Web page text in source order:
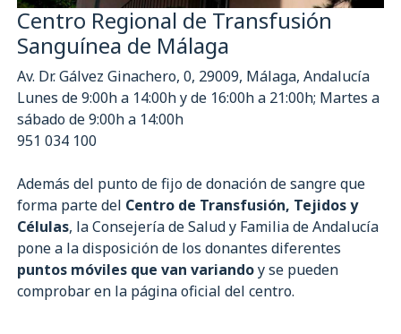
Centro Regional de Transfusión
Sanguínea de Málaga
Av. Dr. Gálvez Ginachero, 0, 29009, Málaga, Andalucía
Lunes de 9:00h a 14:00h y de 16:00h a 21:00h; Martes a
sábado de 9:00h a 14:00h
951 034 100
Además del punto de fijo de donación de sangre que
forma parte del Centro de Transfusión, Tejidos y
Células, la Consejería de Salud y Familia de Andalucía
pone a la disposición de los donantes diferentes
puntos móviles que van variandoy se pueden
comprobar en la página oficial del centro.